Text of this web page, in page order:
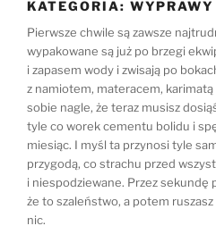
KATEGORIA:
Pierwsze chwile są zawsze
wypakowane są już po brzegi
i zapasem wody i zwisają po
z namiotem, materacem,
sobie nagle, że teraz musisz
tyle co worek cementu bolidu i
miesiąc. I myśl ta przynosi tyle
przygodą, co strachu przed
i niespodziewane. Przez sekundę
że to szaleństwo, a potem
nic.